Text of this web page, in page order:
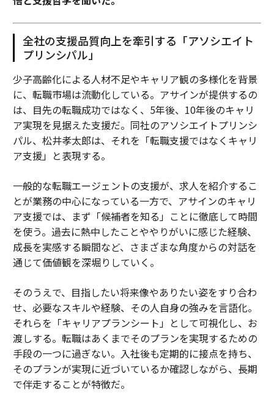
全社の支援品質向上を牽引する「アソシエイト
プリンシパル」
少子高齢化による人材不足やキャリア観の多様化を背景
に、転職市場は流動化している。アサインが提供するの
は、目先の転職成功ではなく、5年後、10年後のキャリ
ア実現を見据えた支援だ。同社のアソシエイトプリンシ
パル、松井孝太郎は、それを「転職支援ではなくキャリ
ア支援」と表現する。
一般的な転職エージェントの支援が、求人を紹介するこ
とが業務の中心になっている一方で、アサインのキャリ
ア支援では、まず「候補者を知る」ことに徹底して時間
を使う。過去に熱中したことややりがいに感じた経験、
成長を実感する瞬間など、さまざまな角度からの対話を
通じて価値観を深堀りしていく。
そのうえで、目指したい将来像やありたい姿をすり合わ
せ、必要なスキルや経験、その人自身の強みを言語化。
それらを「キャリアプランシート」として可視化し、お
渡しする。転職はあくまでそのプランを実現するための
手段の一つに過ぎない。入社後も定期的に接点を持ち、
そのプランが実現に近づいているか確認しながら、長期
で伴走することが特徴だ。